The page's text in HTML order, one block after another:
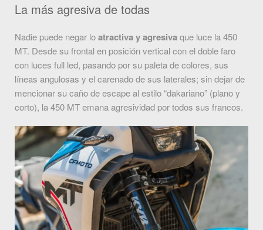
La más agresiva de todas
Nadie puede negar loatractiva y agresivaque luce la 450
MT. Desde su frontal en posición vertical con el doble faro
con luces full led, pasando por su paleta de colores, sus
líneas angulosas y el carenado de sus laterales; sin dejar de
mencionar su caño de escape al estilo “dakariano” (plano y
corto), la 450 MT emana agresividad por todos sus francos.